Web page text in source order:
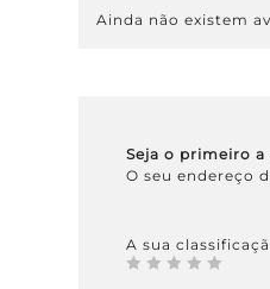
Ainda não existem
Seja o primeiro a
O seu endereço
A sua